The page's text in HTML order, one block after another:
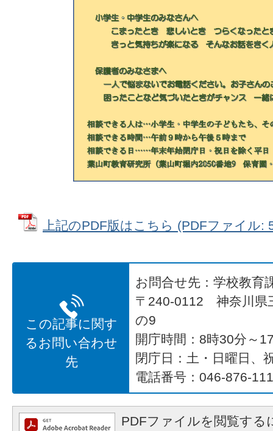
上記のPDF版はこちら (PDFファイル:
この記事に関す
るお問い合わせ
先
お問合せ先：学校教育
〒240-0112 神奈川県
の9
開庁時間：8時30分～
閉庁日：土・日曜日、
電話番号：046-876-
PDFファイルを閲覧する